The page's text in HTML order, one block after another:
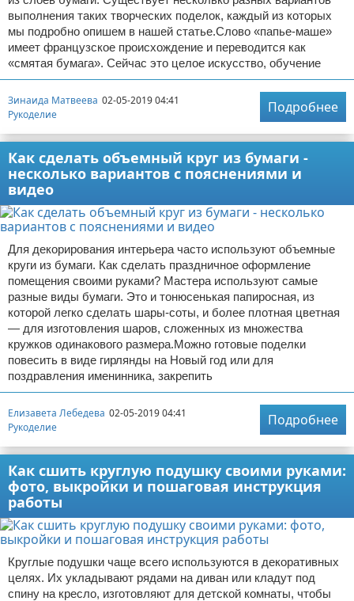
выполнения таких творческих поделок, каждый из которых
мы подробно опишем в нашей статье.Слово «папье-маше»
имеет французское происхождение и переводится как
«смятая бумага». Сейчас это целое искусство, обучение
Зинаида Матвеева 02-05-2019 04:41
Рукоделие
Подробнее
Как сделать объемный круг из бумаги -
несколько вариантов с пояснениями и
видео
Для декорирования интерьера часто используют объемные
круги из бумаги. Как сделать праздничное оформление
помещения своими руками? Мастера используют самые
разные виды бумаги. Это и тонюсенькая папиросная, из
которой легко сделать шары-соты, и более плотная цветная
— для изготовления шаров, сложенных из множества
кружков одинакового размера.Можно готовые поделки
повесить в виде гирлянды на Новый год или для
поздравления именинника, закрепить
Елизавета Лебедева 02-05-2019 04:41
Рукоделие
Подробнее
Как сшить круглую подушку своими руками:
фото, выкройки и пошаговая инструкция
работы
Круглые подушки чаще всего используются в декоративных
целях. Их укладывают рядами на диван или кладут под
спину на кресло, изготовляют для детской комнаты, чтобы